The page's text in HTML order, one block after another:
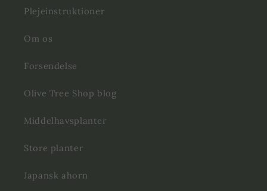
Plejeinstruktioner
Om os
Forsendelse
Olive Tree Shop blog
Middelhavsplanter
Store planter
Japansk ahorn